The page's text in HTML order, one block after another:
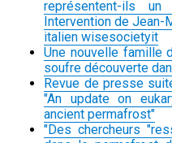
représentent-ils
Intervention de Jean-
italien wisesocietyit
Une nouvelle famille
soufre découverte
Revue de presse
"An update on
ancient permafrost"
"Des chercheurs